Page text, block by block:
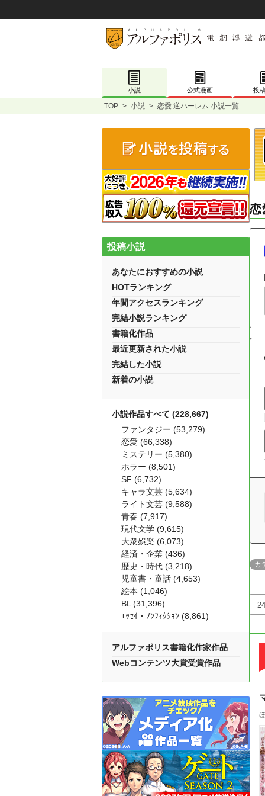
小説 公式漫画 投
TOP > 小説 > 恋愛 逆ハーレム 小説一覧
恋
カ
投稿小説
あなたにおすすめの小説
HOTランキング
年間アクセスランキング
完結小説ランキング
書籍化作品
最近更新された小説
完結した小説
新着の小説
小説作品すべて (228,667)
ファンタジー (53,279)
恋愛 (66,338)
ミステリー (5,380)
ホラー (8,501)
SF (6,732)
キャラ文芸 (5,634)
ライト文芸 (9,588)
青春 (7,917)
現代文学 (9,615)
大衆娯楽 (6,073)
経済・企業 (436)
歴史・時代 (3,218)
児童書・童話 (4,653)
絵本 (1,046)
BL (31,396)
ｴｯｾｲ・ﾉﾝﾌｨｸｼｮﾝ (8,861)
アルファポリス書籍化作家作品
Webコンテンツ大賞受賞作品